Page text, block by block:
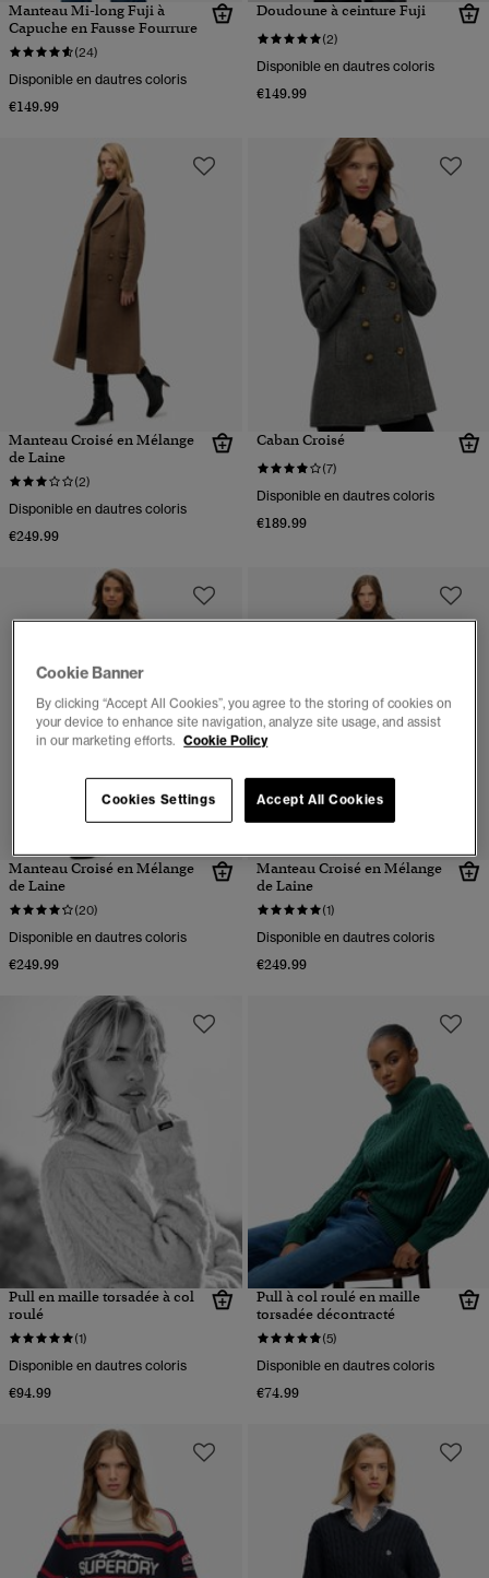
Manteau Mi-long Fuji à
Capuche en Fausse Fourrure
(24)
Disponible en dautres coloris
€149.99
Doudoune à ceinture Fuji
(2)
Disponible en dautres coloris
€149.99
Manteau Croisé en Mélange
de Laine
(2)
Disponible en dautres coloris
€249.99
Caban Croisé
(7)
Disponible en dautres coloris
€189.99
Manteau Croisé en Mélange
de Laine
(20)
Disponible en dautres coloris
€249.99
Manteau Croisé en Mélange
de Laine
(1)
Disponible en dautres coloris
€249.99
Pull en maille torsadée à col
roulé
(1)
Disponible en dautres coloris
€94.99
Pull à col roulé en maille
torsadée décontracté
(5)
Disponible en dautres coloris
€74.99
Cookie Banner
By clicking “Accept All Cookies”, you agree to the storing of cookies on
your device to enhance site navigation, analyze site usage, and assist
in our marketing efforts. Cookie Policy
Cookies Settings Accept All Cookies